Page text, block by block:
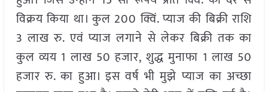
विक्रय किया था। कुल 200 क्विं. प्याज की बिक्री राशि
3 लाख रु. एवं प्याज लगाने से लेकर बिक्री तक का
कुल व्यय 1 लाख 50 हजार, शुद्ध मुनाफा 1 लाख 50
हजार रु. का हुआ। इस वर्ष भी मुझे प्याज का अच्छा